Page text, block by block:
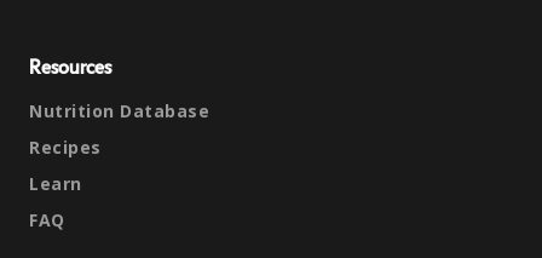
Resources
Nutrition Database
Recipes
Learn
FAQ